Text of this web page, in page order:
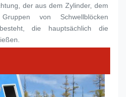
der aus dem Zylinder, dem
von Schwellblöcken
die hauptsächlich die